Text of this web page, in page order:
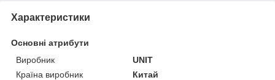
Характеристики
Основні атрибути
Виробник
UNIT
Країна виробник
Китай